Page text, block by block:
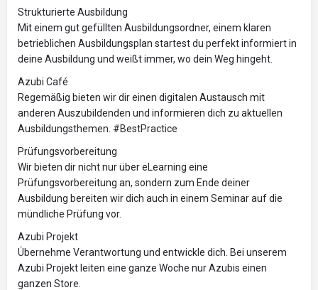
Strukturierte Ausbildung
Mit einem gut gefüllten Ausbildungsordner, einem klaren
betrieblichen Ausbildungsplan startest du perfekt informiert in
deine Ausbildung und weißt immer, wo dein Weg hingeht.
Azubi Café
Regemäßig bieten wir dir einen digitalen Austausch mit
anderen Auszubildenden und informieren dich zu aktuellen
Ausbildungsthemen. #BestPractice
Prüfungsvorbereitung
Wir bieten dir nicht nur über eLearning eine
Prüfungsvorbereitung an, sondern zum Ende deiner
Ausbildung bereiten wir dich auch in einem Seminar auf die
mündliche Prüfung vor.
Azubi Projekt
Übernehme Verantwortung und entwickle dich. Bei unserem
Azubi Projekt leiten eine ganze Woche nur Azubis einen
ganzen Store.